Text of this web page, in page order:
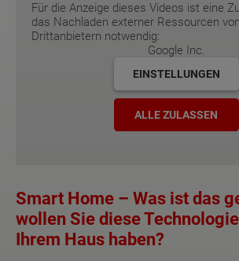
Für die Anzeige dieses Videos ist eine
das Nachladen externer Ressourcen
Drittanbietern notwendig:
Google Inc.
EINSTELLUNGEN
ALLE ZULASSEN
Smart Home – Was ist das
wollen Sie diese
Ihrem Haus haben?